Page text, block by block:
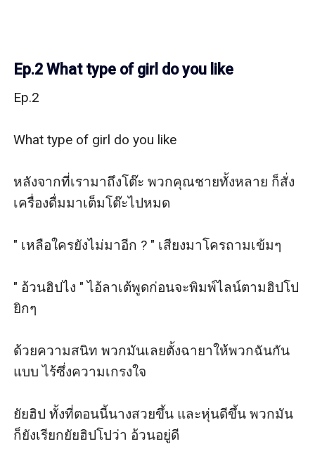
Ep.2 What type of girl do you like
Ep.2
What type of girl do you like
หลังจากที่เรามาถึงโต๊ะ พวกคุณชายทั้งหลาย ก็สั่ง
เครื่องดื่มมาเต็มโต๊ะไปหมด
" เหลือใครยังไม่มาอีก ? " เสียงมาโครถามเข้มๆ
" อ้วนฮิปไง " ไอ้ลาเต้พูดก่อนจะพิมพ์ไลน์ตามฮิปโป
ยิกๆ
ด้วยความสนิท พวกมันเลยตั้งฉายาให้พวกฉันกัน
แบบ ไร้ซึ่งความเกรงใจ
ยัยฮิป ทั้งที่ตอนนี้นางสวยขึ้น และหุ่นดีขึ้น พวกมัน
ก็ยังเรียกยัยฮิปโปว่า อ้วนอยู่ดี